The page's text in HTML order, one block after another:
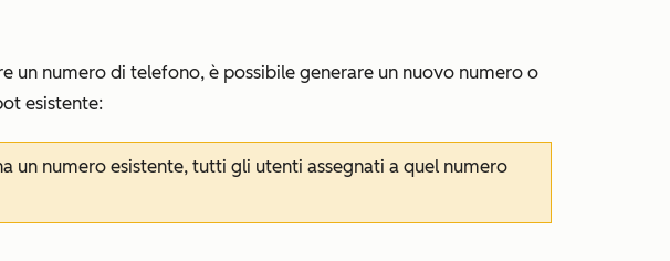
un numero di telefono, è possibile generare un nuovo numero o
esistente:
un numero esistente, tutti gli utenti assegnati a quel numero